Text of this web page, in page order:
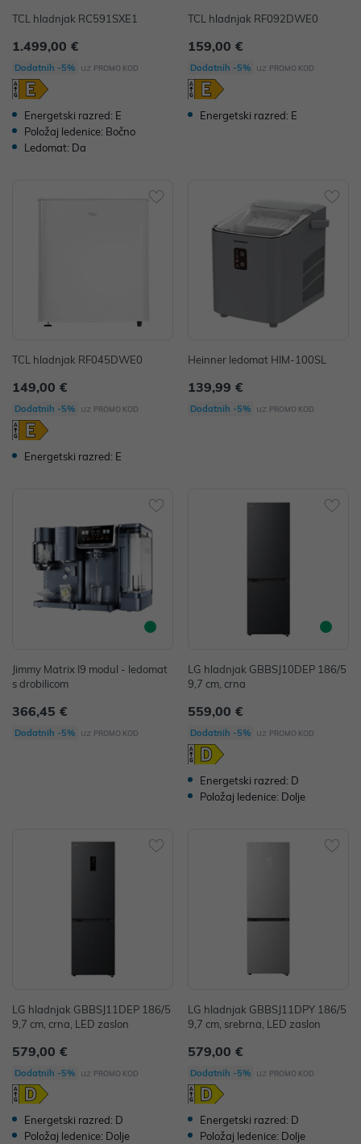
TCL hladnjak RC591SXE1
1.499,00 €
Dodatnih -5% uz PROMO KOD
Energetski razred: E
Položaj ledenice: Bočno
Ledomat: Da
TCL hladnjak RF092DWE0
159,00 €
Dodatnih -5% uz PROMO KOD
Energetski razred: E
TCL hladnjak RF045DWE0
149,00 €
Dodatnih -5% uz PROMO KOD
Energetski razred: E
Heinner ledomat HIM-100SL
139,99 €
Dodatnih -5% uz PROMO KOD
Jimmy Matrix I9 modul - ledomat
s drobilicom
366,45 €
Dodatnih -5% uz PROMO KOD
LG hladnjak GBBSJ10DEP 186/5
9,7 cm, crna
559,00 €
Dodatnih -5% uz PROMO KOD
Energetski razred: D
Položaj ledenice: Dolje
LG hladnjak GBBSJ11DEP 186/5
9,7 cm, crna, LED zaslon
579,00 €
Dodatnih -5% uz PROMO KOD
Energetski razred: D
Položaj ledenice: Dolje
LG hladnjak GBBSJ11DPY 186/5
9,7 cm, srebrna, LED zaslon
579,00 €
Dodatnih -5% uz PROMO KOD
Energetski razred: D
Položaj ledenice: Dolje